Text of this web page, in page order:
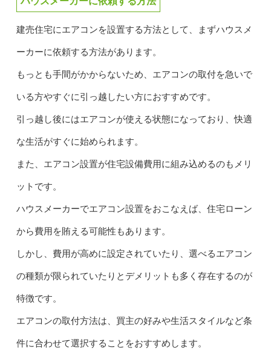
建売住宅にエアコンを設置する方法として、まずハウスメ
ーカーに依頼する方法があります。
もっとも手間がかからないため、エアコンの取付を急いで
いる方やすぐに引っ越したい方におすすめです。
引っ越し後にはエアコンが使える状態になっており、快適
な生活がすぐに始められます。
また、エアコン設置が住宅設備費用に組み込めるのもメリ
ットです。
ハウスメーカーでエアコン設置をおこなえば、住宅ローン
から費用を賄える可能性もあります。
しかし、費用が高めに設定されていたり、選べるエアコン
の種類が限られていたりとデメリットも多く存在するのが
特徴です。
エアコンの取付方法は、買主の好みや生活スタイルなど条
件に合わせて選択することをおすすめします。